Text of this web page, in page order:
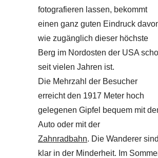
fotografieren lassen, bekommt
einen ganz guten Eindruck
wie zugänglich dieser höchste
Berg im Nordosten der USA
seit vielen Jahren ist.
Die Mehrzahl der Besucher
erreicht den 1917 Meter hoch
gelegenen Gipfel bequem mit
Auto oder mit der
Zahnradbahn. Die Wanderer sind
klar in der Minderheit. Im